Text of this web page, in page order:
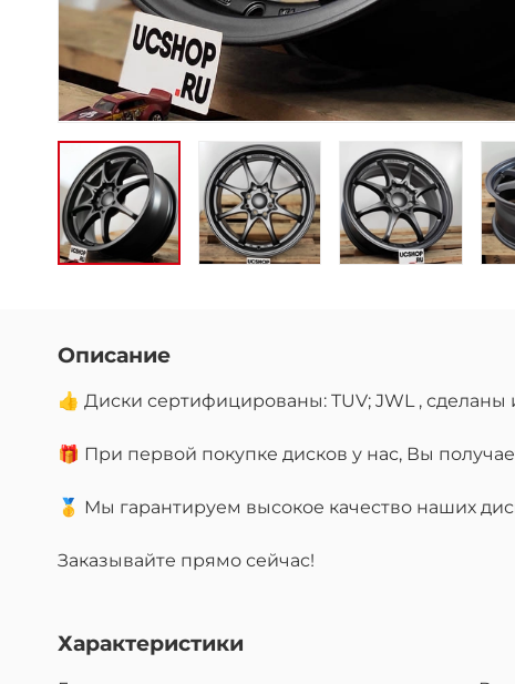
Описание
👍 Диски сертифицированы: TUV; JWL ,
🎁 При первой покупке дисков у нас, Вы
🥇 Мы гарантируем высокое качество наших
Заказывайте прямо сейчас!
Характеристики